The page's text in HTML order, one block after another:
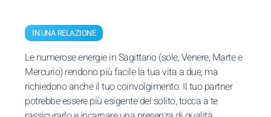
IN UNA RELAZIONE
Le numerose energie in Sagittario (sole, Venere, Marte e
Mercurio) rendono più facile la tua vita a due, ma
richiedono anche il tuo coinvolgimento. Il tuo partner
potrebbe essere più esigente del solito, tocca a te